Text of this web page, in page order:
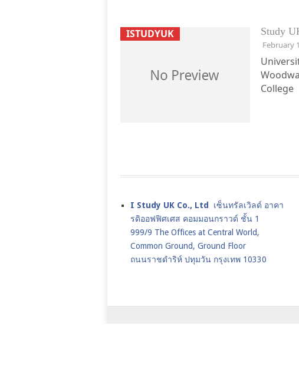
ISTUDYUK
Study
February
College
I Study UK Co., Ltd เซ็นทรัลเวิลด์ อาคา
รดิออฟฟิศเศส คอมมอนกราวด์ ชั้น 1
999/9 The Offices at Central World,
Common Ground, Ground Floor
ถนนราชดำริห์ ปทุมวัน กรุงเทพ 10330